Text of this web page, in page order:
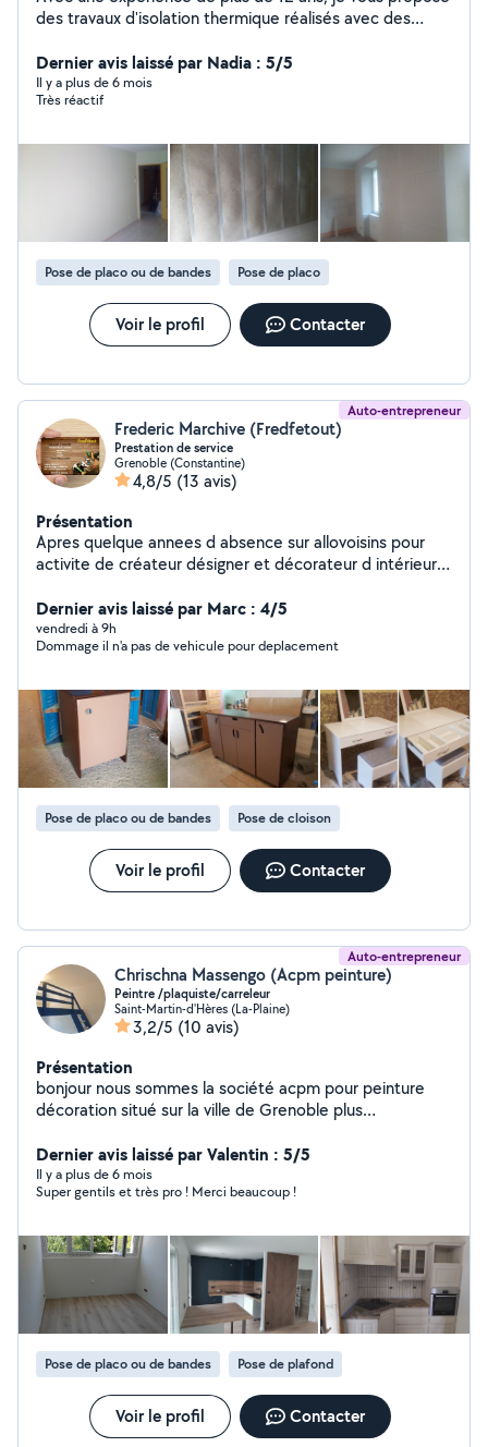
des travaux d'isolation thermique réalisés avec des
recyclage (ouate de cellulose). Je réalise la pose de
parements tel que Placoplâtre ou Fermacell (doublage,
création de cloisons, faux-plafonds...), joints et peinture,
certification RGE "Eco-artisan" depuis 2014 pour
l'isolation intérieure des murs, planchers hauts et
planchers bas. Je propose également la réalisation
d'enduits décoratifs à l'argile et à la chaux, ainsi que les
enduits de correction thermique comme le chaux-
chanvre.
Dernier avis laissé par Nadia : 5/5
Il y a plus de 6 mois
Très réactif
Pose de placo ou de bandes Pose de placo
Voir le profil Contacter
Auto-entrepreneur
Frederic Marchive (Fredfetout)
Prestation de service
Grenoble (Constantine)
4,8/5 (13 avis)
Présentation
Apres quelque annees d absence sur allovoisins pour
activite de créateur désigner et décorateur d intérieur,
tout , mes mains sont à votre service. Je vous invite à
voir mes photos pour découvrir mes competences. A
savoir que je suis 100% autodidacte. Ps: je suis
des tarifs arrangeant les 2 partis
Dernier avis laissé par Marc : 4/5
vendredi à 9h
Dommage il n'a pas de vehicule pour deplacement
Pose de placo ou de bandes Pose de cloison
Voir le profil Contacter
Auto-entrepreneur
Chrischna Massengo (Acpm peinture)
Peintre /plaquiste/carreleur
Saint-Martin-d'Hères (La-Plaine)
3,2/5 (10 avis)
Présentation
bonjour nous sommes la société acpm pour peinture
décoration situé sur la ville de Grenoble plus
spécialisé dans la pose placo platre peinture carrelage
bande à joint pose de parquet flottant.j'ai créé ma
société après 12ans d'expérience en tant que peintre
l'extérieur conscient de mes prestations soignées
auprès de plusieurs clients j'ai préféré creer la propre
structure après une longue réflexion. Si vous êtes
intéressé par nos services veuillez nous contacter .
Dernier avis laissé par Valentin : 5/5
Il y a plus de 6 mois
Super gentils et très pro ! Merci beaucoup !
Pose de placo ou de bandes Pose de plafond
Voir le profil Contacter